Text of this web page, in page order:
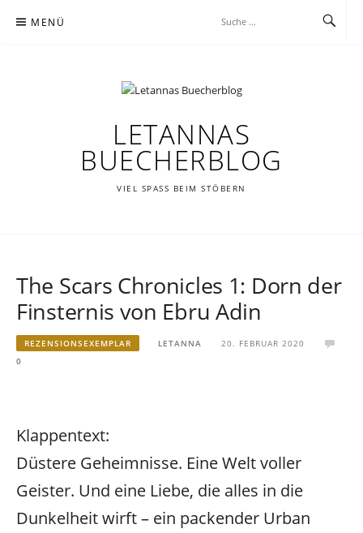
Inhalt MENÜ
LETANNAS
BUECHERBLOG
VIEL SPASS BEIM STÖBERN
The Scars Chronicles 1: Dorn der
Finsternis von Ebru Adin
REZENSIONSEXEMPLAR LETANNA
20. FEBRUAR 2020
0
Klappentext:
Düstere Geheimnisse. Eine Welt voller
Geister. Und eine Liebe, die alles in die
Dunkelheit wirft – ein packender Urban